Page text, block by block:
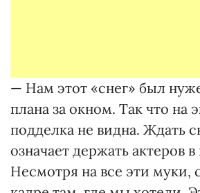
— Нам этот «снег» был
плана за окном. Так что на
подделка не видна. Ждать
означает держать актеров
Несмотря на все эти муки,